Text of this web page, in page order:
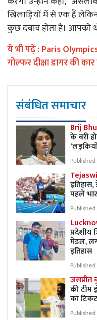
खिलाड़ियों में से एक हैं
कुछ दबाव होता है। आपको
ये भी पढ़ें :Paris
गोल्फर दीक्षा डागर की
संबंधित समाचार
Brij
के बरी
पहले
प्रदेशीय
मेडल,
इतिहास
जसप्रीत
की टीम
का